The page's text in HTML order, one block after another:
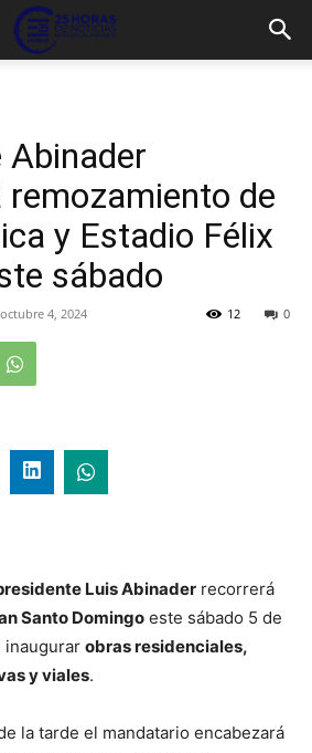
Abinader
remozamiento de
y Estadio Félix
sábado
octubre 4, 2024 0
12
Luis Abinader recorrerá
Santo Domingo este sábado 5 de
inaugurar obras residenciales,
y viales.
la tarde el mandatario encabezará